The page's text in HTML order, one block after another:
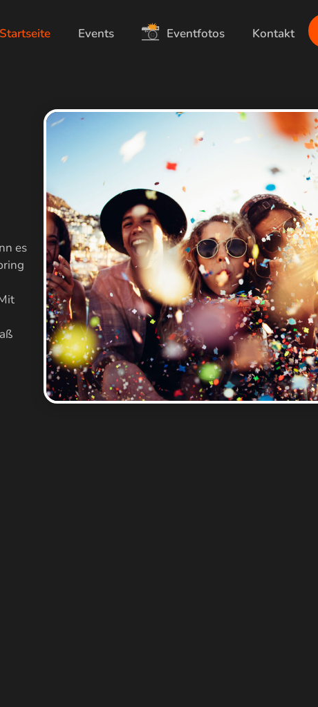
Startseite Events Eventfotos Kontakt
es